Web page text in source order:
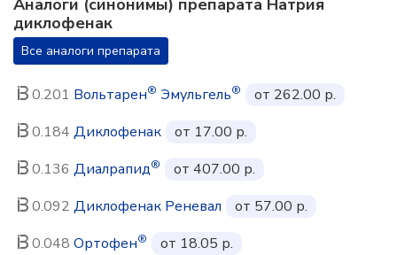
Аналоги (синонимы) препарата Натрия
диклофенак
Все аналоги препарата
0.201 Вольтарен® Эмульгель®
от 262.00 р.
0.184 Диклофенак
от 17.00 р.
0.136 Диалрапид®
от 407.00 р.
0.092 Диклофенак Реневал
от 57.00 р.
0.048 Ортофен®
от 18.05 р.